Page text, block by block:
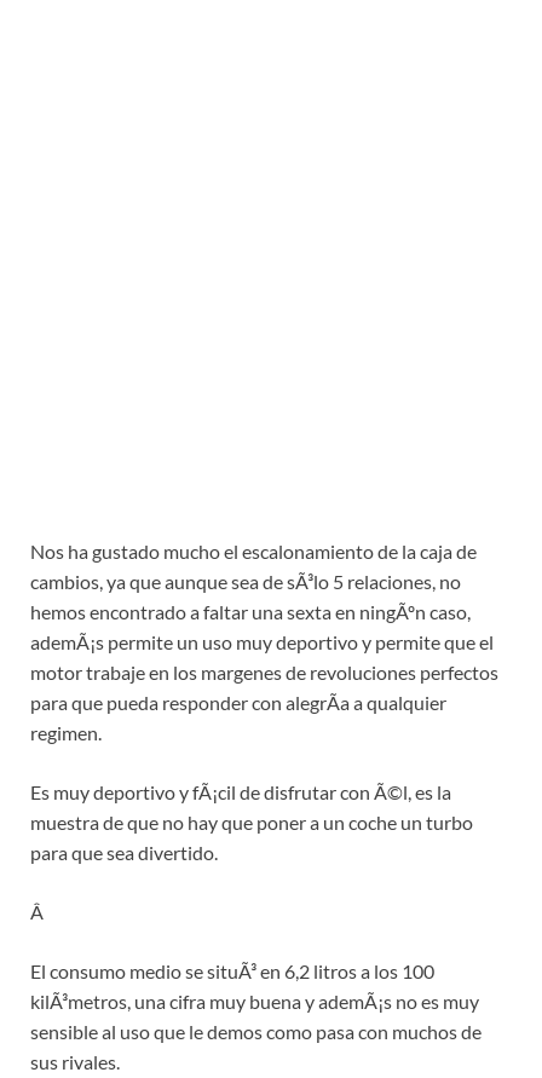
Nos ha gustado mucho el escalonamiento de la caja de
cambios, ya que aunque sea de sÃ³lo 5 relaciones, no
hemos encontrado a faltar una sexta en ningÃºn caso,
ademÃ¡s permite un uso muy deportivo y permite que el
motor trabaje en los margenes de revoluciones perfectos
para que pueda responder con alegrÃ­a a qualquier
regimen.
Es muy deportivo y fÃ¡cil de disfrutar con Ã©l, es la
muestra de que no hay que poner a un coche un turbo
para que sea divertido.
Â
El consumo medio se situÃ³ en 6,2 litros a los 100
kilÃ³metros, una cifra muy buena y ademÃ¡s no es muy
sensible al uso que le demos como pasa con muchos de
sus rivales.